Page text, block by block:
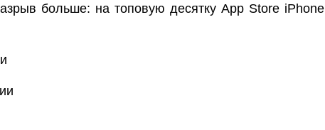
больше: на топовую десятку App Store iPhone